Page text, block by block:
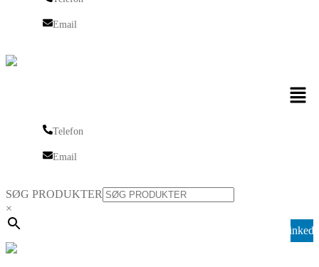
Email
Menu
Telefon
Email
SØG PRODUKTER
×